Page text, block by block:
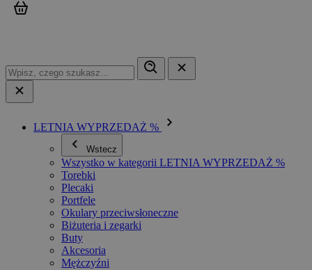
LETNIA WYPRZEDAŻ %
Wstecz
Wszystko w kategorii LETNIA WYPRZEDAŻ %
Torebki
Plecaki
Portfele
Okulary przeciwsłoneczne
Biżuteria i zegarki
Buty
Akcesoria
Mężczyźni